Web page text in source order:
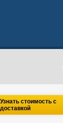
Узнать стоимость с
доставкой